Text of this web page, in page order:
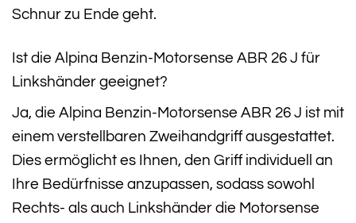
Schnur zu Ende geht.
Ist die Alpina Benzin-Motorsense ABR 26 J für
Linkshänder geeignet?
Ja, die Alpina Benzin-Motorsense ABR 26 J ist mit
einem verstellbaren Zweihandgriff ausgestattet.
Dies ermöglicht es Ihnen, den Griff individuell an
Ihre Bedürfnisse anzupassen, sodass sowohl
Rechts- als auch Linkshänder die Motorsense